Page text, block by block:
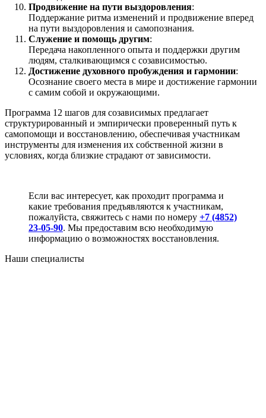
Продвижение на пути выздоровления:
Поддержание ритма изменений и продвижение вперед
на пути выздоровления и самопознания.
Служение и помощь другим:
Передача накопленного опыта и поддержки другим
людям, сталкивающимся с созависимостью.
Достижение духовного пробуждения и гармонии:
Осознание своего места в мире и достижение гармонии
с самим собой и окружающими.
Программа 12 шагов для созависимых предлагает
структурированный и эмпирически проверенный путь к
самопомощи и восстановлению, обеспечивая участникам
инструменты для изменения их собственной жизни в
условиях, когда близкие страдают от зависимости.
Если вас интересует, как проходит программа и
какие требования предъявляются к участникам,
пожалуйста, свяжитесь с нами по номеру +7 (4852)
23-05-90. Мы предоставим всю необходимую
информацию о возможностях восстановления.
Наши специалисты